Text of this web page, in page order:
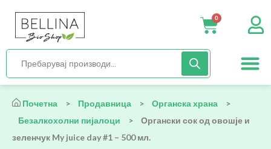
0
Почетна > Продавница > Органска храна
>
Безалкохолни пијалоци
>
Органски сок од овошје и
зеленчук My juice day #1 – 500 мл.